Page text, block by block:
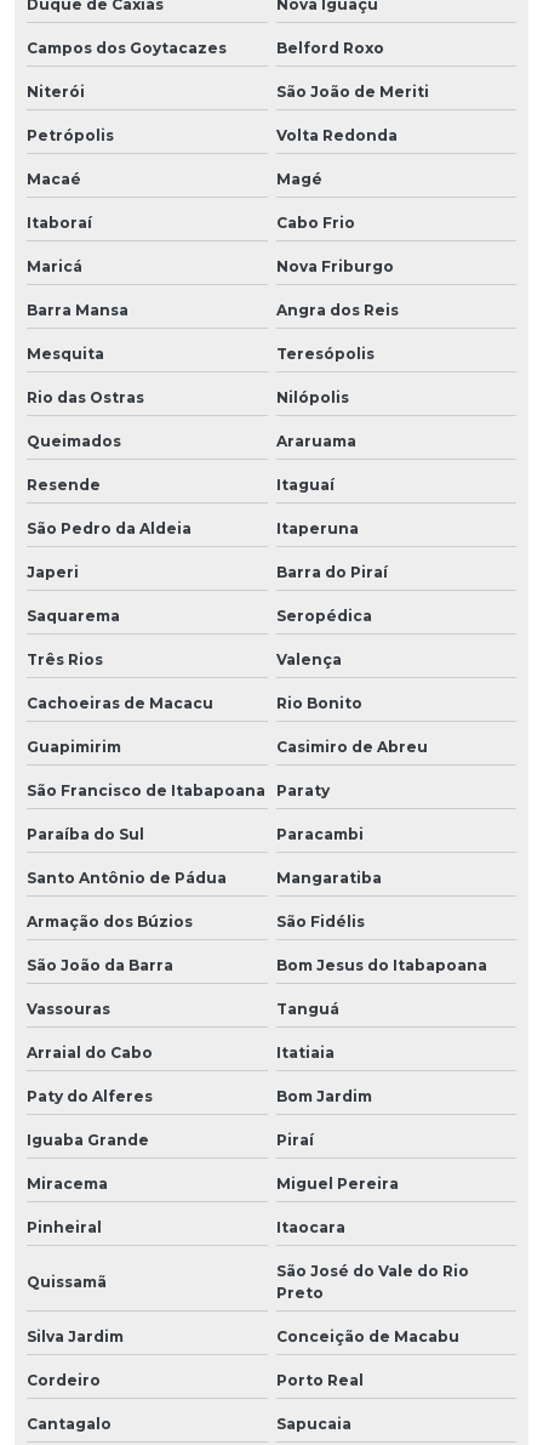
Duque de Caxias Nova Iguaçu
Campos dos Goytacazes Belford Roxo
Niterói São João de Meriti
Petrópolis Volta Redonda
Macaé Magé
Itaboraí Cabo Frio
Maricá Nova Friburgo
Barra Mansa Angra dos Reis
Mesquita Teresópolis
Rio das Ostras Nilópolis
Queimados Araruama
Resende Itaguaí
São Pedro da Aldeia Itaperuna
Japeri Barra do Piraí
Saquarema Seropédica
Três Rios Valença
Cachoeiras de Macacu Rio Bonito
Guapimirim Casimiro de Abreu
São Francisco de Itabapoana Paraty
Paraíba do Sul Paracambi
Santo Antônio de Pádua Mangaratiba
Armação dos Búzios São Fidélis
São João da Barra Bom Jesus do Itabapoana
Vassouras Tanguá
Arraial do Cabo Itatiaia
Paty do Alferes Bom Jardim
Iguaba Grande Piraí
Miracema Miguel Pereira
Pinheiral Itaocara
Quissamã
São José do Vale do Rio
Preto
Silva Jardim Conceição de Macabu
Cordeiro Porto Real
Cantagalo Sapucaia